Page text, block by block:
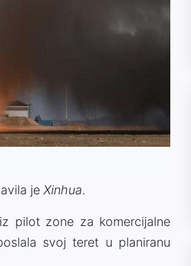
je Xinhua.
pilot zone za komercijalne
svoj teret u planiranu